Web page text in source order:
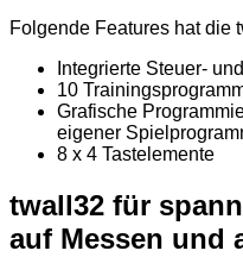
Folgende Features hat die
Integrierte Steuer-
10
Grafische
eigener
8 x 4 Tastelemente
twall32 für
auf Messen und